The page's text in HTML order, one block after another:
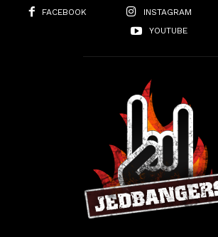
FACEBOOK INSTAGRAM
YOUTUBE